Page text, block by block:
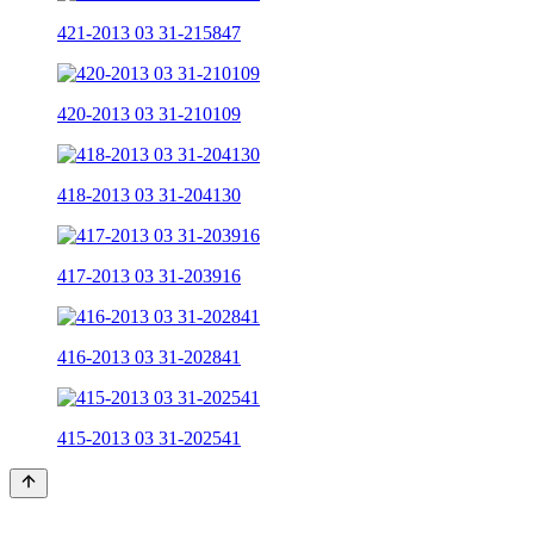
421-2013 03 31-215847
420-2013 03 31-210109
418-2013 03 31-204130
417-2013 03 31-203916
416-2013 03 31-202841
415-2013 03 31-202541